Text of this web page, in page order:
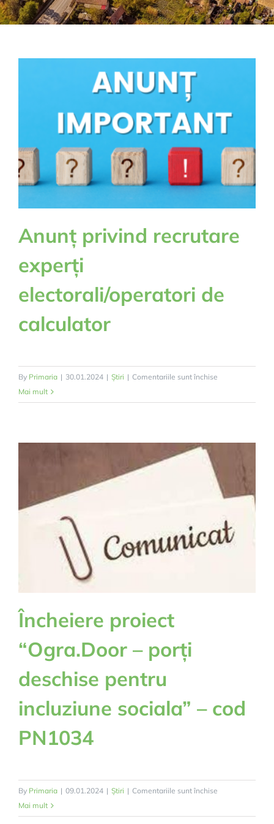
Anunț privind recrutare
experți
electorali/operatori de
calculator
By Primaria | 30.01.2024 | Știri | Comentariile sunt închise
privind
calculator
Mai mult
Încheiere proiect
“Ogra.Door – porți
deschise pentru
incluziune sociala” – cod
PN1034
By Primaria | 09.01.2024 | Știri | Comentariile sunt închise
proiect
Mai mult